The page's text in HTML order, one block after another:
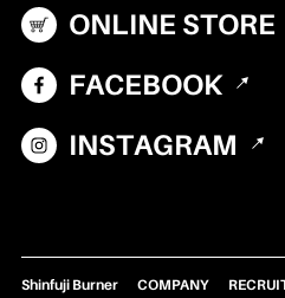
パーツ・部品ONLINE STORE
FACEBOOK
INSTAGRAM
Shinfuji Burner COMPANY